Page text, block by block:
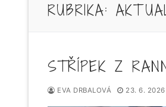
RUBRIKA:
STŘÍPEK Z
EVA DRBALOVÁ 23. 6. 2026